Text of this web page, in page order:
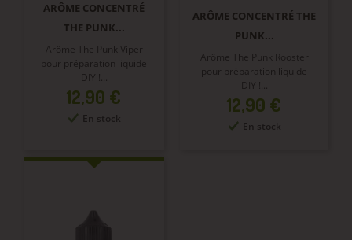
ARÔME CONCENTRÉ
THE PUNK...
Arôme The Punk Viper
pour préparation liquide
DIY !...
Prix
12,90 €
En stock
ARÔME CONCENTRÉ THE
PUNK...
Arôme The Punk Rooster
pour préparation liquide
DIY !...
Prix
12,90 €
En stock